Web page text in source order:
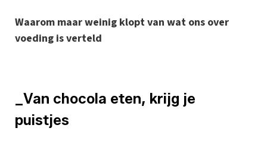
Waarom maar weinig klopt van wat ons over
voeding is verteld
_Van chocola eten, krijg je
puistjes